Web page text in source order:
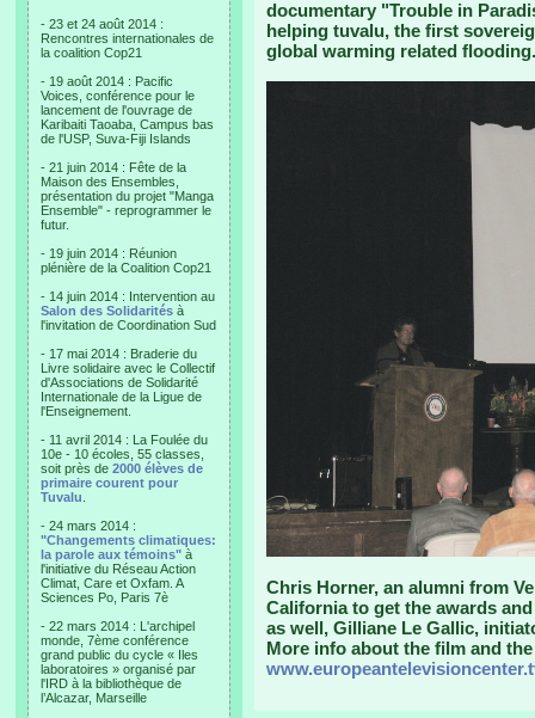
- 23 et 24 août 2014 :
Rencontres internationales de
la coalition Cop21
- 19 août 2014 : Pacific
Voices, conférence pour le
lancement de l'ouvrage de
Karibaiti Taoaba, Campus bas
de l'USP, Suva-Fiji Islands
- 21 juin 2014 : Fête de la
Maison des Ensembles,
présentation du projet "Manga
Ensemble" - reprogrammer le
futur.
- 19 juin 2014 : Réunion
plénière de la Coalition Cop21
- 14 juin 2014 : Intervention au
Salon des Solidarités à
l'invitation de Coordination Sud
- 17 mai 2014 : Braderie du
Livre solidaire avec le Collectif
d'Associations de Solidarité
Internationale de la Ligue de
l'Enseignement.
- 11 avril 2014 : La Foulée du
10e - 10 écoles, 55 classes,
soit près de 2000 élèves de
primaire courent pour
Tuvalu
- 24 mars 2014 :
"Changements climatiques:
la parole aux témoins" à
l'initiative du Réseau Action
Climat, Care et Oxfam. A
Sciences Po, Paris 7è
- 22 mars 2014 : L'archipel
monde, 7ème conférence
grand public du cycle « Iles
laboratoires » organisé par
l'IRD à la bibliothèque de
l’Alcazar, Marseille
documentary "Trouble in
helping tuvalu, the first
global warming related flooding.
Chris Horner, an alumni from
California to get the awards
as well, Gilliane Le Gallic,
More info about the film and